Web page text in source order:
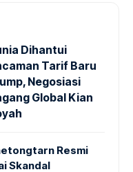
Dihantui
Tarif Baru
Negosiasi
Global Kian
Resmi
Skandal